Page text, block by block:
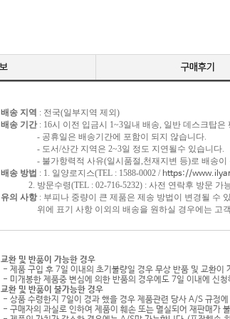
배송 지역 : 전국(일부지역 제외)
배송 기간 : 16시 이전 입금시 1~3일내 배송, 일반 데스크탑은
- 공휴일은 배송기간에 포함이 되지 않습니다.
- 도서/산간 지역은 2~3일 정도 지연될수 있습니다.
- 불가항력적 사유(일시품절,천재지변 등)로 배송이
배송 방법 : 1. 일양로지스(TEL : 1588-0002 / https://
2. 방문수령(TEL : 02-716-5232) : 사전 연락후 방문 가
유의 사항: 부피나 중량이 큰 제품은 제송 방법이 변경될 수
위에 표기 사항 이외의 배송을 원하실 경우에는 고객
교환 및 반품이 가능한 경우
- 제품 구입 후 7일 이내의 초기불량일 경우 무상 반품 및 교환
- 미개봉한 제품중 변심에 의한 반품의 경우에도 7일 이내에 신
교환 및 반품이 불가능한 경우
- 상품 수령한지 7일이 경과 했을 경우 제품관련 당사 A/S 규정
- 구매자의 과실로 인하여 제품이 훼손 또는 멸실되어 재판매가